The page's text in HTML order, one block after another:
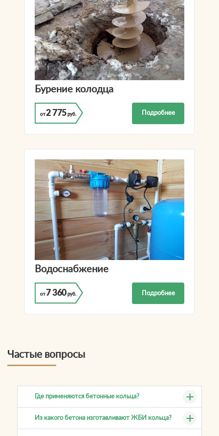
Бурение колодца
от2 775 руб. Подробнее
Водоснабжение
от 7 360 руб. Подробнее
Частые вопросы
Где применяются бетонные кольца?
Из какого бетона изготавливают ЖБИ кольца?